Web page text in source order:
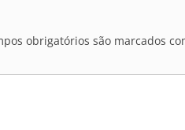
obrigatórios são marcados